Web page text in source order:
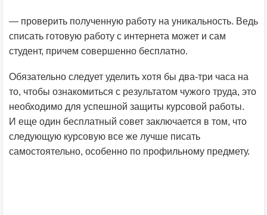
— проверить полученную работу на уникальность. Ведь
списать готовую работу с интернета может и сам
студент, причем совершенно бесплатно.
Обязательно следует уделить хотя бы два-три часа на
то, чтобы ознакомиться с результатом чужого труда, это
необходимо для успешной защиты курсовой работы.
И еще один бесплатный совет заключается в том, что
следующую курсовую все же лучше писать
самостоятельно, особенно по профильному предмету.